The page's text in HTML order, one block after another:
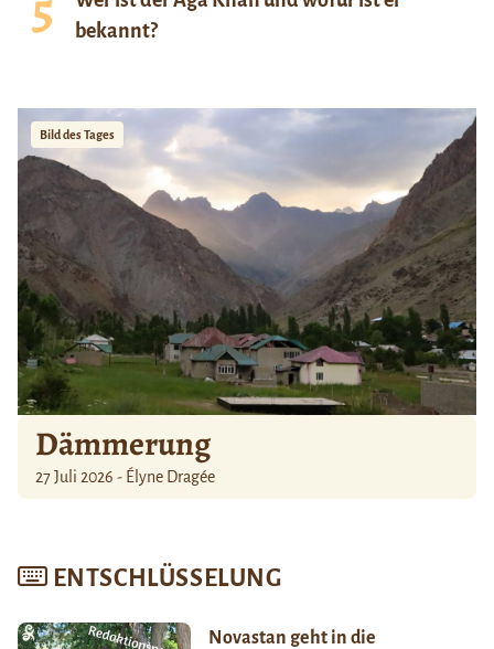
bekannt?
Bild des Tages
Dämmerung
27 Juli 2026 - Élyne Dragée
ENTSCHLÜSSELUNG
Novastan geht in die